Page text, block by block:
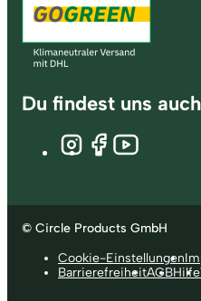
Du findest uns
© Circle Products GmbH
Cookie-Einstellungen
BarrierefreiheitAGBHilfe